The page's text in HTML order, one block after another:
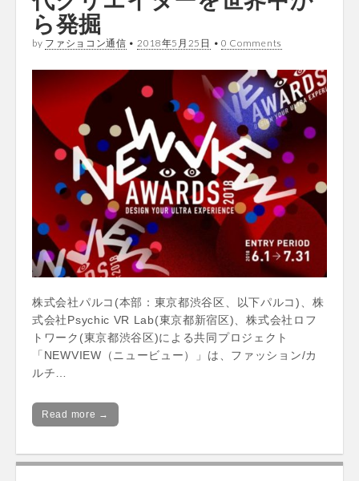
ら発掘
by ファショコン通信 • 2018年5月25日 • 0 Comments
株式会社パルコ(本部：東京都渋谷区、以下パルコ)、株
式会社Psychic VR Lab(東京都新宿区)、株式会社ロフ
トワーク(東京都渋谷区)による共同プロジェクト
「NEWVIEW（ニュービュー）」は、ファッション/カ
ルチ…
Read more →